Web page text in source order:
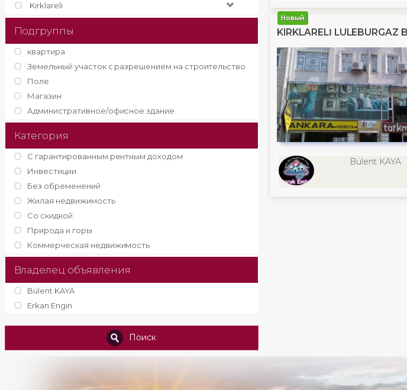
Kırklareli
Подгруппы
квартира
Земельный участок с разрешением на строительство
Поле
Магазин
Административное/офисное здание
Категория
С гарантированным рентным доходом
Инвестиции
Без обременений
Жилая недвижимость
Со скидкой
Природа и горы
Коммерческая недвижимость
Владелец объявления
Bülent KAYA
Erkan Engin
Поиск
Новый
KIRKLARELİ LÜLEBURGAZ
Bülent KAYA